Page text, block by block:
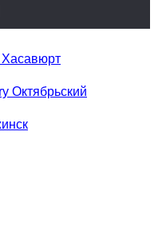
Хасавюрт
Октябрьский